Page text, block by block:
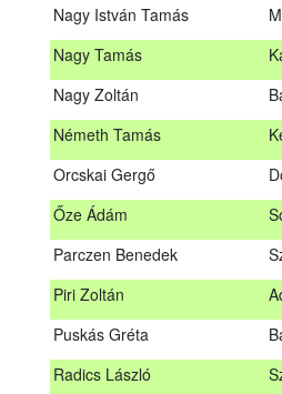
Nagy István Tamás
Nagy Tamás
Nagy Zoltán
Németh Tamás
Orcskai Gergő
Őze Ádám
Parczen Benedek
Piri Zoltán
Puskás Gréta
Radics László
A továbbképzés vizsgával
Jelentkezés, lemondás
Jelentkezni a továbbképzésre
elhelyezett űrlapon lehet. A
Molnár Zoltán
Nagy Andrea
Nagy Gábor
Nagy Tamás